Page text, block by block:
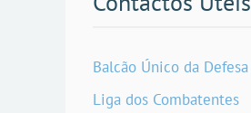
Balcão Único da Defesa
Liga dos Combatentes